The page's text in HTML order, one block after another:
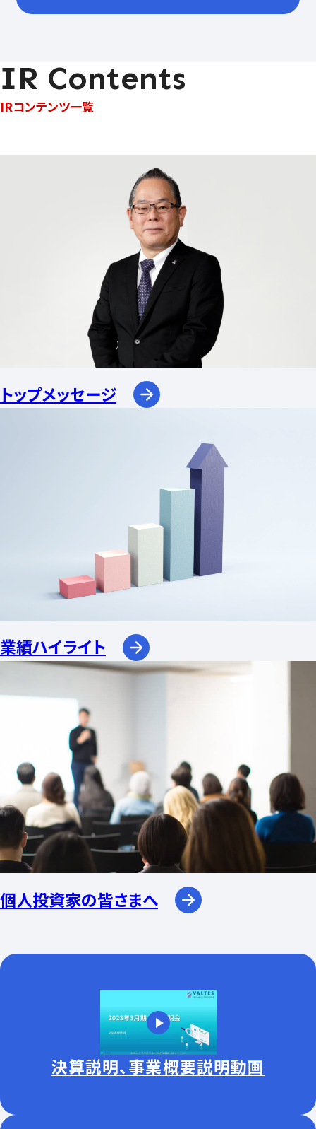
IR Contents
IRコンテンツ一覧
トップメッセージ
業績ハイライト
個人投資家の皆さまへ
決算説明、事業概要説明動画